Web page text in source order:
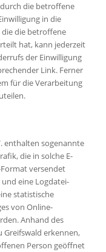
die betroffene
in die
die die betroffene
hat, kann jederzeit
der Einwilligung
Link. Ferner
für die Verarbeitung
enthalten sogenannte
die in solche E-
versendet
eine Logdatei-
statistische
von Online-
Anhand des
Greifswald erkennen,
Person geöffnet